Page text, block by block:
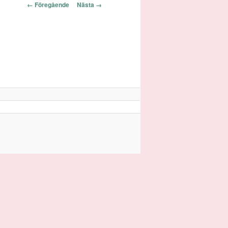
Bildnavigering
← Föregående Nästa →